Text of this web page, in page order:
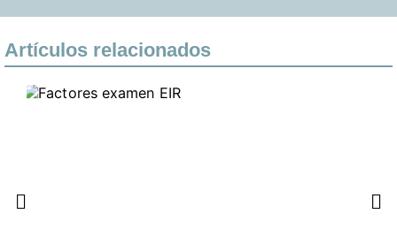
Artículos relacionados